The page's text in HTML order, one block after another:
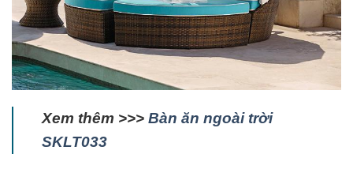
Xem thêm >>> Bàn ăn ngoài trời
SKLT033